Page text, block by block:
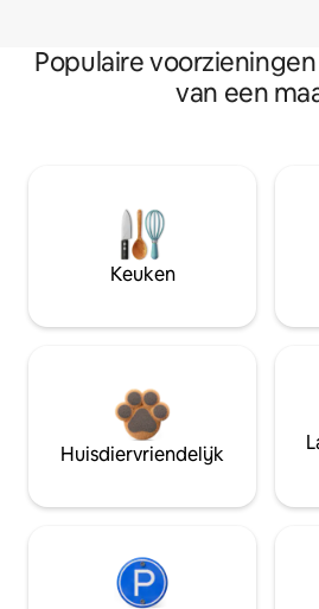
Populaire
van een
Keuken
Huisdiervriendelijk